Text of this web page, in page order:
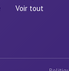
Voir tout